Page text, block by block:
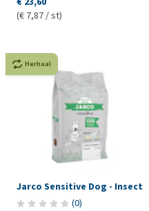
(€ 7,87 / st)
Herhaal
Jarco Sensitive Dog - Insect
(0)